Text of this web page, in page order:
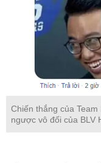
Chiến thắng của
ngược vô đối của BLV